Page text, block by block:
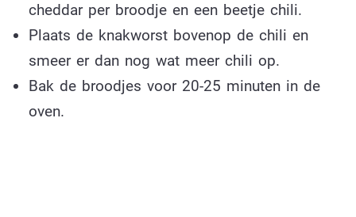
cheddar per broodje en een beetje chili.
Plaats de knakworst bovenop de chili en
smeer er dan nog wat meer chili op.
Bak de broodjes voor 20-25 minuten in de
oven.